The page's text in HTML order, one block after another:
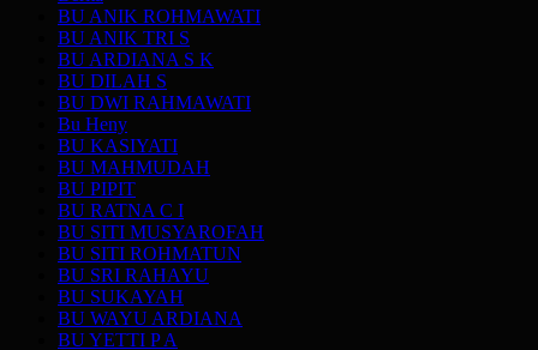
BU ANIK ROHMAWATI
BU ANIK TRI S
BU ARDIANA S K
BU DILAH S
BU DWI RAHMAWATI
Bu Heny
BU KASIYATI
BU MAHMUDAH
BU PIPIT
BU RATNA C I
BU SITI MUSYAROFAH
BU SITI ROHMATUN
BU SRI RAHAYU
BU SUKAYAH
BU WAYU ARDIANA
BU YETTI P A